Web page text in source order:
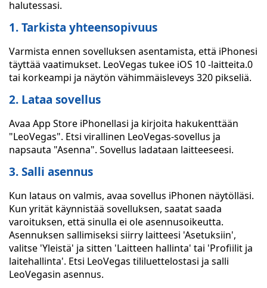
halutessasi.
1. Tarkista yhteensopivuus
Varmista ennen sovelluksen asentamista, että iPhonesi
täyttää vaatimukset. LeoVegas tukee iOS 10 -laitteita.0
tai korkeampi ja näytön vähimmäisleveys 320 pikseliä.
2. Lataa sovellus
Avaa App Store iPhonellasi ja kirjoita hakukenttään
"LeoVegas". Etsi virallinen LeoVegas-sovellus ja
napsauta "Asenna". Sovellus ladataan laitteeseesi.
3. Salli asennus
Kun lataus on valmis, avaa sovellus iPhonen näytölläsi.
Kun yrität käynnistää sovelluksen, saatat saada
varoituksen, että sinulla ei ole asennusoikeutta.
Asennuksen sallimiseksi siirry laitteesi 'Asetuksiin',
valitse 'Yleistä' ja sitten 'Laitteen hallinta' tai 'Profiilit ja
laitehallinta'. Etsi LeoVegas tililuettelostasi ja salli
LeoVegasin asennus.